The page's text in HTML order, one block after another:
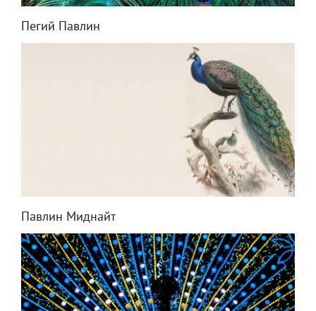
Пегий Павлин
Павлин Миднайт